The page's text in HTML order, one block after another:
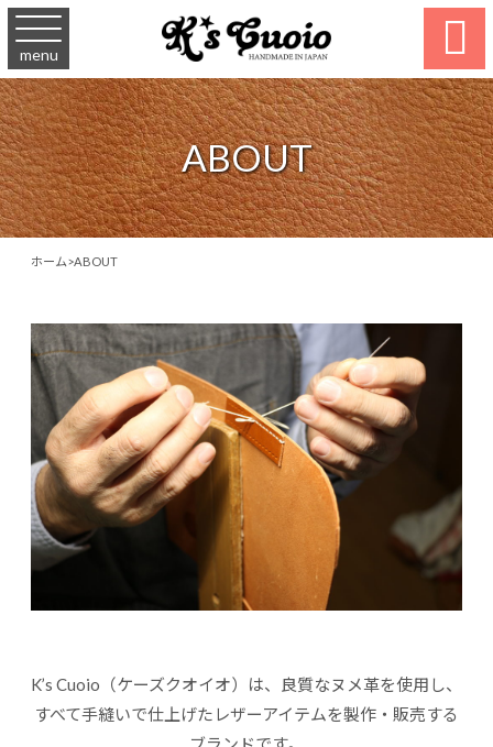
menu 
ABOUT
ホーム>ABOUT
K’s Cuoio（ケーズクオイオ）は、良質なヌメ革を使用し、
すべて手縫いで仕上げたレザーアイテムを製作・販売する